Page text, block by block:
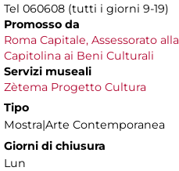
Tel 060608 (tutti i giorni 9-19)
Promosso da
Roma Capitale, Assessorato
Capitolina ai Beni Culturali
Servizi museali
Zètema Progetto Cultura
Tipo
Mostra|Arte Contemporanea
Giorni di chiusura
Lun